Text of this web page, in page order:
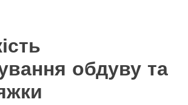
обдуву та